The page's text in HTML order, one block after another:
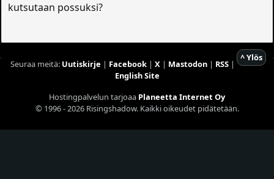
kutsutaan possuksi?
^ Ylös
Seuraa meitä: Uutiskirje | Facebook| X| Mastodon| RSS|
English Site
Hostingpalvelun tarjoaa Planeetta Internet Oy
© 1996 - 2026 Risingshadow. Kaikki oikeudet pidätetään.